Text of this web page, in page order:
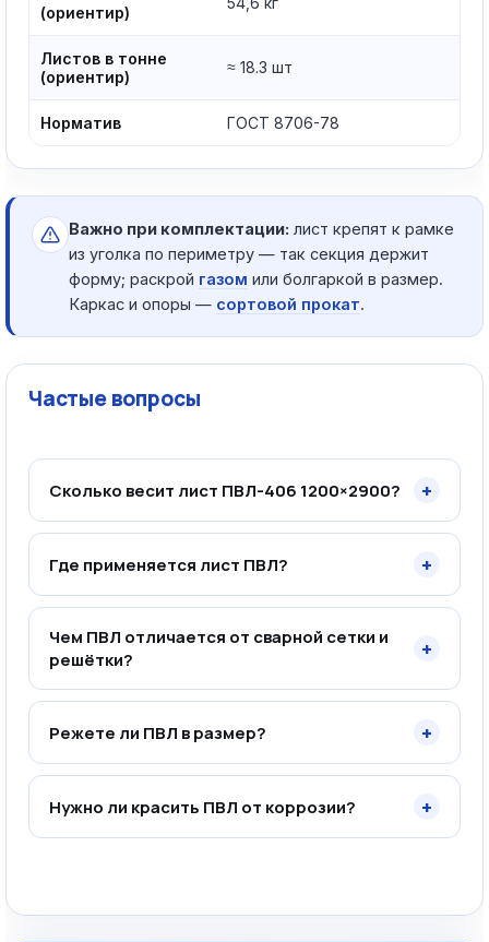
(ориентир)
Листов в тонне
(ориентир)
≈ 18.3 шт
Норматив ГОСТ 8706-78
Важно при комплектации: лист крепят к рамке
из уголка по периметру — так секция держит
форму; раскрой газом или болгаркой в размер.
Каркас и опоры — сортовой прокат.
Частые вопросы
Сколько весит лист ПВЛ-406 1200×2900? +
Где применяется лист ПВЛ? +
Чем ПВЛ отличается от сварной сетки и
решётки?
+
Режете ли ПВЛ в размер? +
Нужно ли красить ПВЛ от коррозии? +